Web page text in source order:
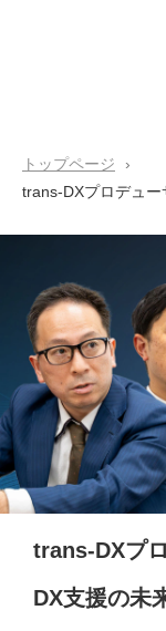
トップページ
trans-DXプロデュ
trans-DXプ
DX支援の未